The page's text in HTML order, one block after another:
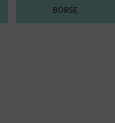
BORSE